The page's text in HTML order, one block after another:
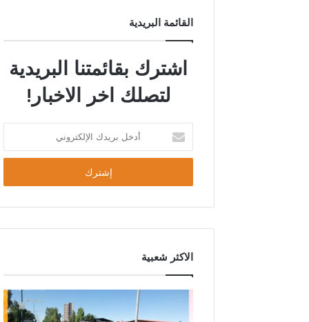
القائمة البريدية
اشترك بقائمتنا البريدية
لتصلك اخر الاخبار!
الاكثر شعبية